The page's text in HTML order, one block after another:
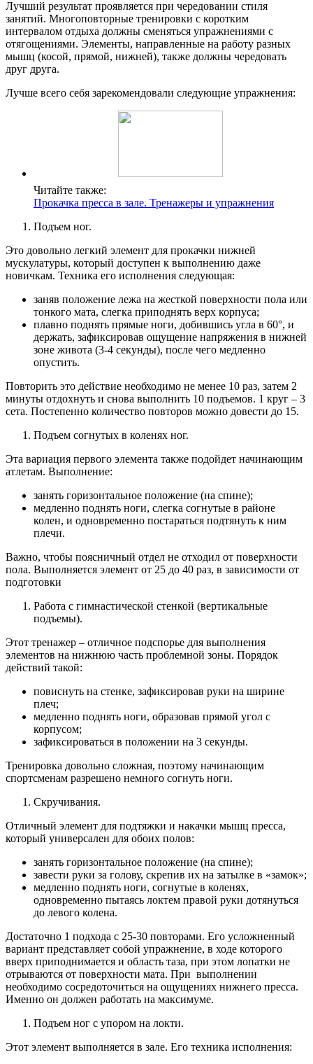
Лучший результат проявляется при чередовании стиля
занятий. Многоповторные тренировки с коротким
интервалом отдыха должны сменяться упражнениями с
отягощениями. Элементы, направленные на работу разных
мышц (косой, прямой, нижней), также должны чередовать
друг друга.
Лучше всего себя зарекомендовали следующие упражнения:
Читайте также:
Прокачка пресса в зале. Тренажеры и упражнения
Подъем ног.
Это довольно легкий элемент для прокачки нижней
мускулатуры, который доступен к выполнению даже
новичкам. Техника его исполнения следующая:
заняв положение лежа на жесткой поверхности пола или
тонкого мата, слегка приподнять верх корпуса;
плавно поднять прямые ноги, добившись угла в 60°, и
держать, зафиксировав ощущение напряжения в нижней
зоне живота (3-4 секунды), после чего медленно
опустить.
Повторить это действие необходимо не менее 10 раз, затем 2
минуты отдохнуть и снова выполнить 10 подъемов. 1 круг – 3
сета. Постепенно количество повторов можно довести до 15.
Подъем согнутых в коленях ног.
Эта вариация первого элемента также подойдет начинающим
атлетам. Выполнение:
занять горизонтальное положение (на спине);
медленно поднять ноги, слегка согнутые в районе
колен, и одновременно постараться подтянуть к ним
плечи.
Важно, чтобы поясничный отдел не отходил от поверхности
пола. Выполняется элемент от 25 до 40 раз, в зависимости от
подготовки
Работа с гимнастической стенкой (вертикальные
подъемы).
Этот тренажер – отличное подспорье для выполнения
элементов на нижнюю часть проблемной зоны. Порядок
действий такой:
повиснуть на стенке, зафиксировав руки на ширине
плеч;
медленно поднять ноги, образовав прямой угол с
корпусом;
зафиксироваться в положении на 3 секунды.
Тренировка довольно сложная, поэтому начинающим
спортсменам разрешено немного согнуть ноги.
Скручивания.
Отличный элемент для подтяжки и накачки мышц пресса,
который универсален для обоих полов:
занять горизонтальное положение (на спине);
завести руки за голову, скрепив их на затылке в «замок»;
медленно поднять ноги, согнутые в коленях,
одновременно пытаясь локтем правой руки дотянуться
до левого колена.
Достаточно 1 подхода с 25-30 повторами. Его усложненный
вариант представляет собой упражнение, в ходе которого
вверх приподнимается и область таза, при этом лопатки не
отрываются от поверхности мата. При выполнении
необходимо сосредоточиться на ощущениях нижнего пресса.
Именно он должен работать на максимуме.
Подъем ног с упором на локти.
Этот элемент выполняется в зале. Его техника исполнения: